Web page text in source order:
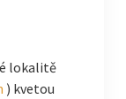
lokalitě
) kvetou